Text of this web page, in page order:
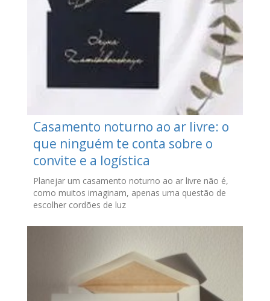
Casamento noturno ao ar livre: o
que ninguém te conta sobre o
convite e a logística
Planejar um casamento noturno ao ar livre não é,
como muitos imaginam, apenas uma questão de
escolher cordões de luz